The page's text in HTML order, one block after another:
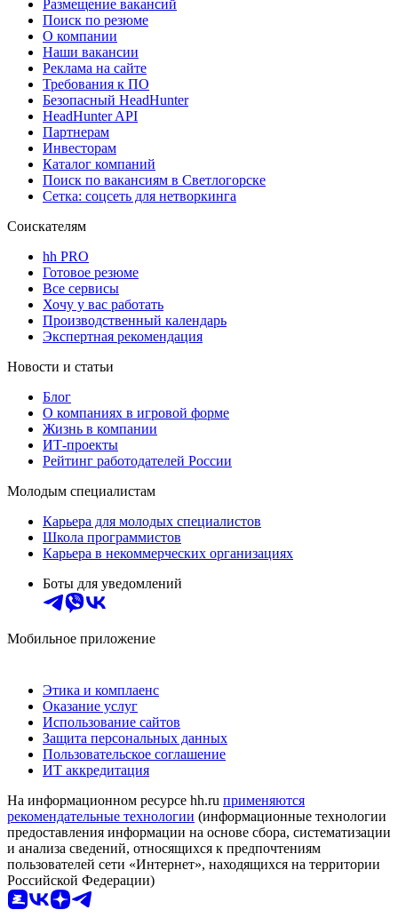
Размещение вакансий
Поиск по резюме
О компании
Наши вакансии
Реклама на сайте
Требования к ПО
Безопасный HeadHunter
HeadHunter API
Партнерам
Инвесторам
Каталог компаний
Поиск по вакансиям в Светлогорске
Сетка: соцсеть для нетворкинга
Соискателям
hh PRO
Готовое резюме
Все сервисы
Хочу у вас работать
Производственный календарь
Экспертная рекомендация
Новости и статьи
Блог
О компаниях в игровой форме
Жизнь в компании
ИТ-проекты
Рейтинг работодателей России
Молодым специалистам
Карьера для молодых специалистов
Школа программистов
Карьера в некоммерческих организациях
Боты для уведомлений
Мобильное приложение
Этика и комплаенс
Оказание услуг
Использование сайтов
Защита персональных данных
Пользовательское соглашение
ИТ аккредитация
На информационном ресурсе hh.ru применяются
рекомендательные технологии (информационные технологии
предоставления информации на основе сбора, систематизации
и анализа сведений, относящихся к предпочтениям
пользователей сети «Интернет», находящихся на территории
Российской Федерации)